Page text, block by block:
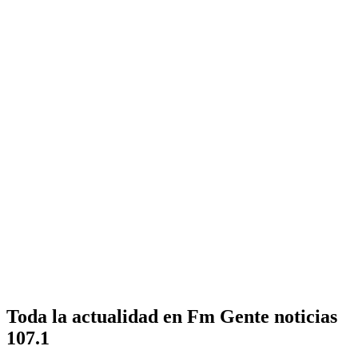
Toda la actualidad en Fm Gente noticias
107.1